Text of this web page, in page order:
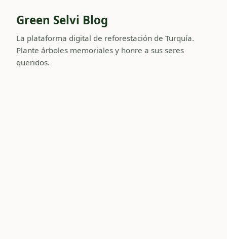
Green Selvi Blog
La plataforma digital de reforestación de Turquía.
Plante árboles memoriales y honre a sus seres
queridos.